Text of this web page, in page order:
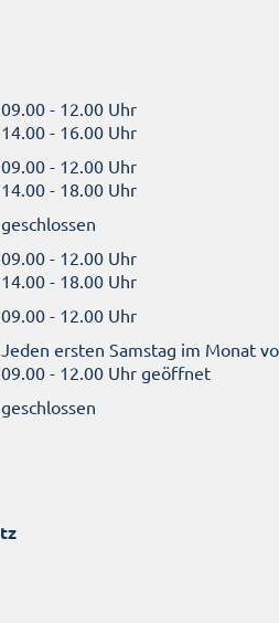
09.00 - 12.00 Uhr
14.00 - 16.00 Uhr
09.00 - 12.00 Uhr
14.00 - 18.00 Uhr
geschlossen
09.00 - 12.00 Uhr
14.00 - 18.00 Uhr
09.00 - 12.00 Uhr
Jeden ersten Samstag im Monat
09.00 - 12.00 Uhr geöffnet
geschlossen